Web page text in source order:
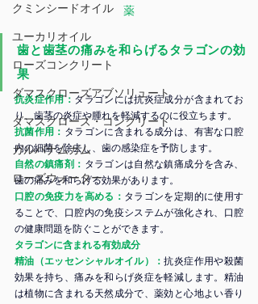
クミンシードオイル
ユーカリオイル
ローズコンクリート
ダマスクローズアブソリュート
ダマスクローズ・コンクリート
ガルバナムガム
ローズウォーター
薬
歯と歯茎の痛みを和らげるタラゴンの効
果
抗炎症作用： タラゴンには抗炎症成分が含まれてお
り、歯茎の炎症や腫れを軽減するのに役立ちます。
抗菌作用： タラゴンに含まれる成分は、有害な口腔
内の細菌を除去し、歯の感染症を予防します。
自然の鎮痛剤： タラゴンは自然な鎮痛成分を含み、
歯の痛みを和らげる効果があります。
口腔の免疫力を高める： タラゴンを定期的に使用す
ることで、口腔内の免疫システムが強化され、口腔
の健康問題を防ぐことができます。
タラゴンに含まれる有効成分
精油（エッセンシャルオイル）：抗炎症作用や殺菌
効果を持ち、痛みを和らげ炎症を軽減します。精油
は植物に含まれる天然成分で、薬効と心地よい香り